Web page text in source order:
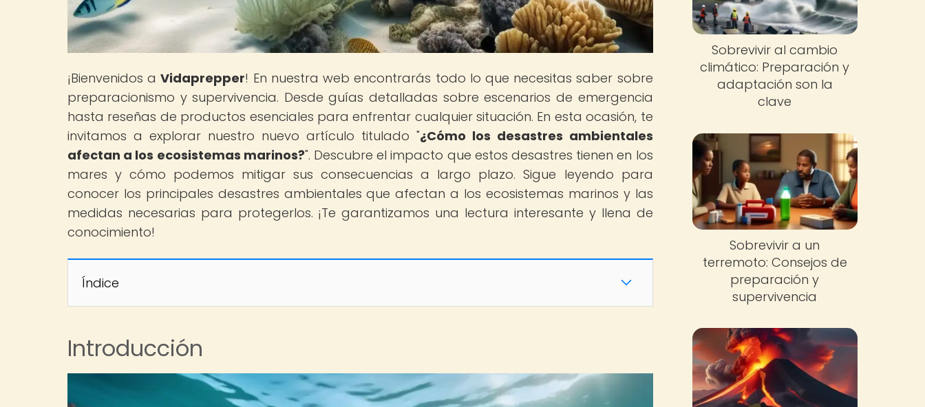
¡Bienvenidos aVidaprepper! En nuestra web encontrarás todo lo que necesitas saber sobre
preparacionismo y supervivencia. Desde guías detalladas sobre escenarios de emergencia
hasta reseñas de productos esenciales para enfrentar cualquier situación. En esta ocasión, te
invitamos a explorar nuestro nuevo artículo titulado "¿Cómo los desastres ambientales
afectan a los ecosistemas marinos?". Descubre el impacto que estos desastres tienen en los
mares y cómo podemos mitigar sus consecuencias a largo plazo. Sigue leyendo para
conocer los principales desastres ambientales que afectan a los ecosistemas marinos y las
medidas necesarias para protegerlos. ¡Te garantizamos una lectura interesante y llena de
conocimiento!
Índice
Introducción
Sobrevivir al cambio
climático: Preparación y
adaptación son la
clave
Sobrevivir a un
terremoto: Consejos de
preparación y
supervivencia